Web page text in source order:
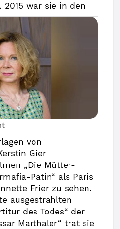
2015 war sie in den
von
Gier
„Die Mütter-
Patin“ als Paris
Frier zu sehen.
ausgestrahlten
des Todes“ der
Marthaler“ trat sie